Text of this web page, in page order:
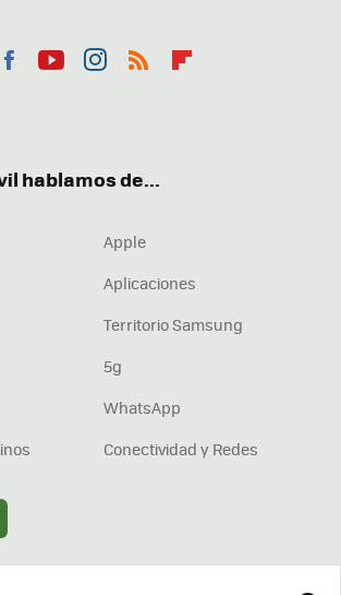
hablamos de...
Apple
Aplicaciones
Territorio Samsung
5g
WhatsApp
Conectividad y Redes